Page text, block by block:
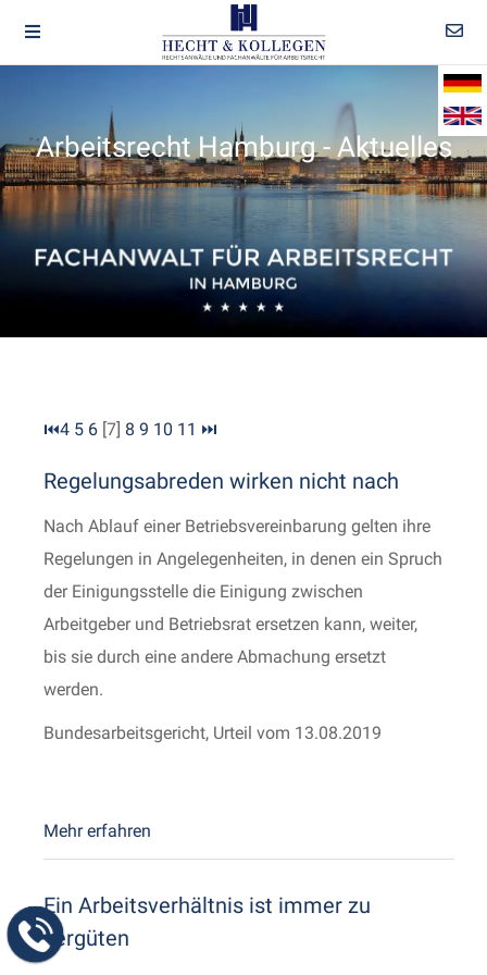
Arbeitsrecht Hamburg - Aktuelles
⏮4 5 6 [7] 8 9 10 11 ⏭
Regelungsabreden wirken nicht nach
Nach Ablauf einer Betriebsvereinbarung gelten ihre
Regelungen in Angelegenheiten, in denen ein Spruch
der Einigungsstelle die Einigung zwischen
Arbeitgeber und Betriebsrat ersetzen kann, weiter,
bis sie durch eine andere Abmachung ersetzt
werden.
Bundesarbeitsgericht, Urteil vom 13.08.2019
Mehr erfahren
Ein Arbeitsverhältnis ist immer zu
vergüten